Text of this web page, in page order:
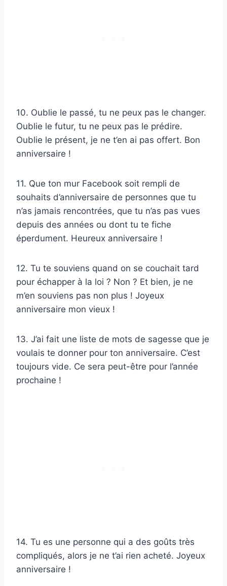
10. Oublie le passé, tu ne peux pas le changer.
Oublie le futur, tu ne peux pas le prédire.
Oublie le présent, je ne t’en ai pas offert. Bon
anniversaire !
11. Que ton mur Facebook soit rempli de
souhaits d’anniversaire de personnes que tu
n’as jamais rencontrées, que tu n’as pas vues
depuis des années ou dont tu te fiche
éperdument. Heureux anniversaire !
12. Tu te souviens quand on se couchait tard
pour échapper à la loi ? Non ? Et bien, je ne
m’en souviens pas non plus ! Joyeux
anniversaire mon vieux !
13. J’ai fait une liste de mots de sagesse que je
voulais te donner pour ton anniversaire. C’est
toujours vide. Ce sera peut-être pour l’année
prochaine !
14. Tu es une personne qui a des goûts très
compliqués, alors je ne t’ai rien acheté. Joyeux
anniversaire !